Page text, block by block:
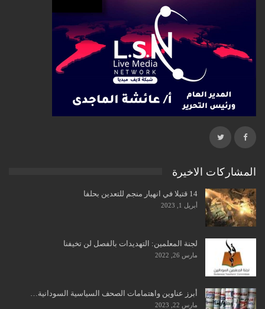
المشاركات الاخيرة
14 قتيلا في انهيار منجم للتعدين بحلفا
أبريل 1, 2023
لجنة المعلمين: التهديدات بالفصل لن تخيفنا
مارس 26, 2022
أبرز عناوين واهتمامات الصحف السياسية السودانية…
مارس 22, 2023